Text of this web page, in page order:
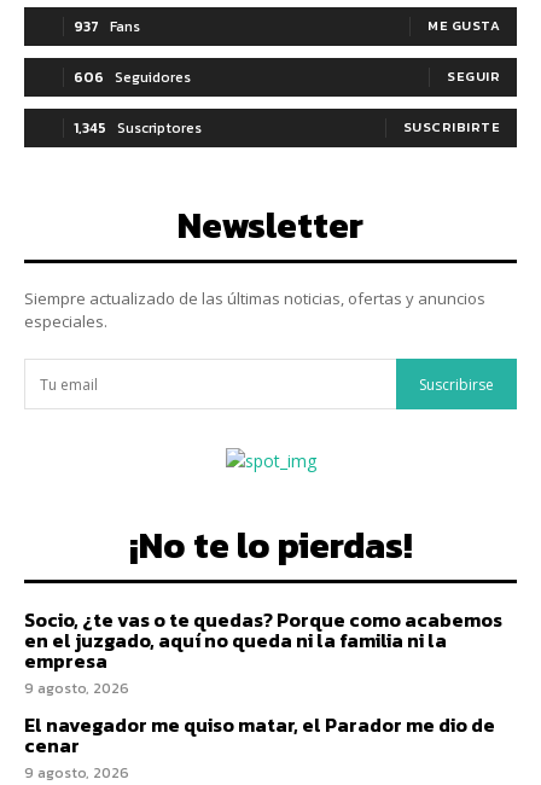
937 Fans ME GUSTA
606 Seguidores SEGUIR
1,345 Suscriptores SUSCRIBIRTE
Newsletter
Siempre actualizado de las últimas noticias, ofertas y anuncios
especiales.
Suscribirse
¡No te lo pierdas!
Socio, ¿te vas o te quedas? Porque como acabemos
en el juzgado, aquí no queda ni la familia ni la
empresa
9 agosto, 2026
El navegador me quiso matar, el Parador me dio de
cenar
9 agosto, 2026